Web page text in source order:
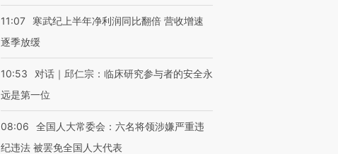
11:07
寒武纪上半年净利润同比翻倍 营收增速
逐季放缓
10:53
对话｜邱仁宗：临床研究参与者的安全永
远是第一位
08:06
全国人大常委会：六名将领涉嫌严重违
纪违法 被罢免全国人大代表